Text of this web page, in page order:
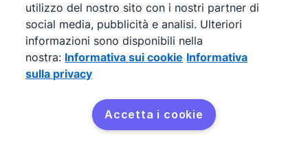
Aggiornamenti dei prodotti
Scopri
Programma affiliati
utilizzo del nostro sito con i nostri partner di
social media, pubblicità e analisi. Ulteriori
informazioni sono disponibili nella
nostra: Informativa sui cookie Informativa
sulla privacy
Accetta i cookie